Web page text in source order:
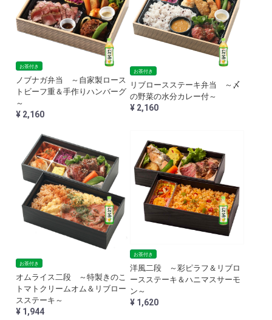
お茶付き
ノブナガ弁当 ～自家製ロース
トビーフ重＆手作りハンバーグ
～
¥ 2,160
お茶付き
リブロースステーキ弁当 ～〆
の野菜の水分カレー付～
¥ 2,160
お茶付き
オムライス二段 ～特製きのこ
トマトクリームオム＆リブロー
スステーキ～
¥ 1,944
お茶付き
洋風二段 ～彩ピラフ＆リブロ
ースステーキ＆ハニマスサーモ
ン～
¥ 1,620